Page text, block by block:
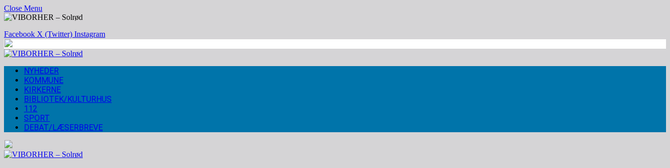
Close Menu
Facebook X (Twitter) Instagram
NYHEDER
KOMMUNE
KIRKERNE
BIBLIOTEK/KULTURHUS
112
SPORT
DEBAT/LÆSERBREVE